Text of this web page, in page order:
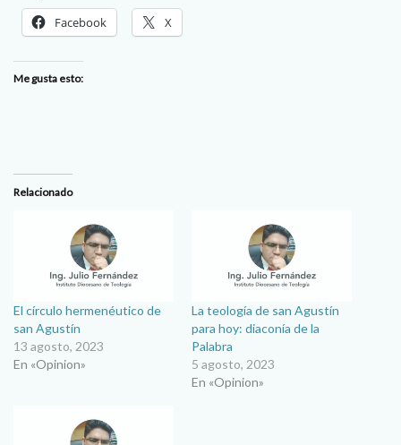
Facebook X
Me gusta esto:
Relacionado
El círculo hermenéutico de
san Agustín
13 agosto, 2023
En «Opinion»
La teología de san Agustín
para hoy: diaconía de la
Palabra
5 agosto, 2023
En «Opinion»